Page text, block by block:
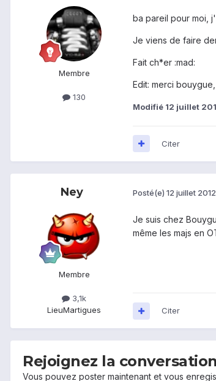
Membre
130
ba pareil pour moi,
Je viens de faire
Fait ch*er :mad:
Edit: merci
Modifié 12 juillet
Citer
Ney
Membre
3,1k
LieuMartigues
Posté(e) 12 juillet 2012
Je suis chez
même les majs en
Citer
Rejoignez la conversation
Vous pouvez poster maintenant et vous